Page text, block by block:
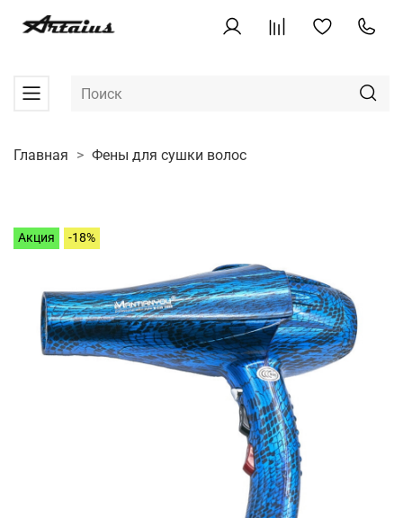
Главная Фены для сушки волос
Акция -18%